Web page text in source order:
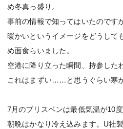
め冬真っ盛り。
事前の情報で知ってはいたのです
暖かいというイメージをどうして
め面食らいました。
空港に降り立った瞬間、持参した
これはまずい……と思うぐらい寒
7月のブリスベンは最低気温が10
朝晩はかなり冷え込みます。U社